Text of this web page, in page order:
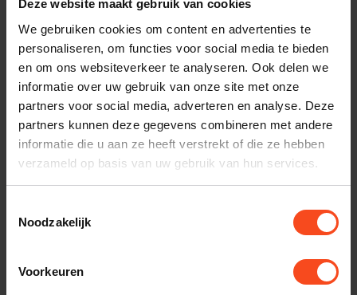
Deze website maakt gebruik van cookies
We gebruiken cookies om content en advertenties te
personaliseren, om functies voor social media te bieden
en om ons websiteverkeer te analyseren. Ook delen we
informatie over uw gebruik van onze site met onze
partners voor social media, adverteren en analyse. Deze
partners kunnen deze gegevens combineren met andere
informatie die u aan ze heeft verstrekt of die ze hebben
verzameld op basis van uw gebruik van hun services.
Noodzakelijk
Voorkeuren
Gerelateerde producten
Norstone Nroban Banaan
set van vier stuks
Op voorraad
€19,90
Norstone Banaanplug
Op voorraad
SUPRA CABLES